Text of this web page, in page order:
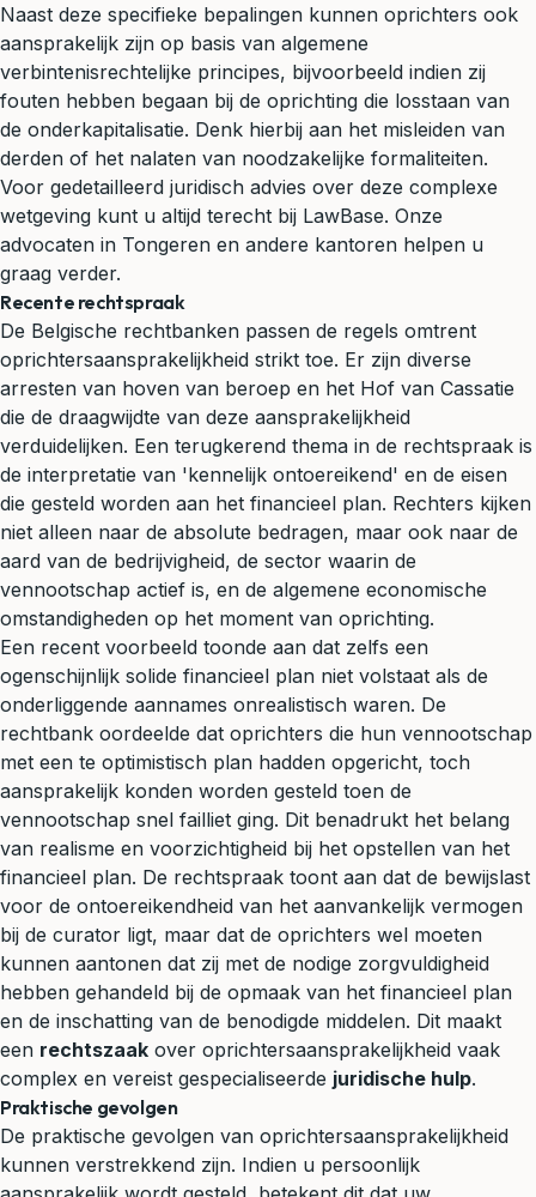
Naast deze specifieke bepalingen kunnen oprichters ook
aansprakelijk zijn op basis van algemene
verbintenisrechtelijke principes, bijvoorbeeld indien zij
fouten hebben begaan bij de oprichting die losstaan van
de onderkapitalisatie. Denk hierbij aan het misleiden van
derden of het nalaten van noodzakelijke formaliteiten.
Voor gedetailleerd juridisch advies over deze complexe
wetgeving kunt u altijd terecht bij LawBase. Onze
advocaten in Tongeren en andere kantoren helpen u
graag verder.
Recente rechtspraak
De Belgische rechtbanken passen de regels omtrent
oprichtersaansprakelijkheid strikt toe. Er zijn diverse
arresten van hoven van beroep en het Hof van Cassatie
die de draagwijdte van deze aansprakelijkheid
verduidelijken. Een terugkerend thema in de rechtspraak is
de interpretatie van 'kennelijk ontoereikend' en de eisen
die gesteld worden aan het financieel plan. Rechters kijken
niet alleen naar de absolute bedragen, maar ook naar de
aard van de bedrijvigheid, de sector waarin de
vennootschap actief is, en de algemene economische
omstandigheden op het moment van oprichting.
Een recent voorbeeld toonde aan dat zelfs een
ogenschijnlijk solide financieel plan niet volstaat als de
onderliggende aannames onrealistisch waren. De
rechtbank oordeelde dat oprichters die hun vennootschap
met een te optimistisch plan hadden opgericht, toch
aansprakelijk konden worden gesteld toen de
vennootschap snel failliet ging. Dit benadrukt het belang
van realisme en voorzichtigheid bij het opstellen van het
financieel plan. De rechtspraak toont aan dat de bewijslast
voor de ontoereikendheid van het aanvankelijk vermogen
bij de curator ligt, maar dat de oprichters wel moeten
kunnen aantonen dat zij met de nodige zorgvuldigheid
hebben gehandeld bij de opmaak van het financieel plan
en de inschatting van de benodigde middelen. Dit maakt
een rechtszaak over oprichtersaansprakelijkheid vaak
complex en vereist gespecialiseerde juridische hulp.
Praktische gevolgen
De praktische gevolgen van oprichtersaansprakelijkheid
kunnen verstrekkend zijn. Indien u persoonlijk